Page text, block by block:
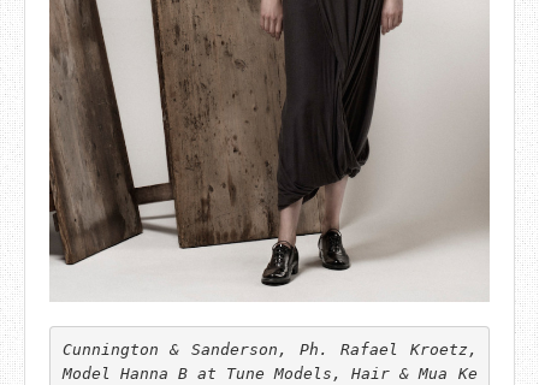
Cunnington & Sanderson, Ph. Rafael Kroetz,
Model Hanna B at Tune Models, Hair & Mua Ke